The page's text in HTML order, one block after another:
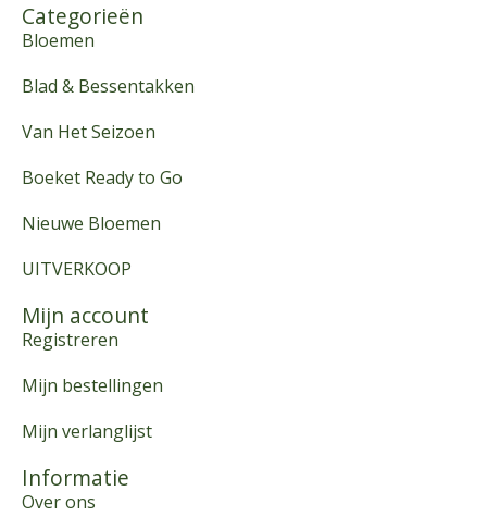
Categorieën
Bloemen
Blad & Bessentakken
Van Het Seizoen
Boeket Ready to Go
Nieuwe Bloemen
UITVERKOOP
Mijn account
Registreren
Mijn bestellingen
Mijn verlanglijst
Informatie
Over ons